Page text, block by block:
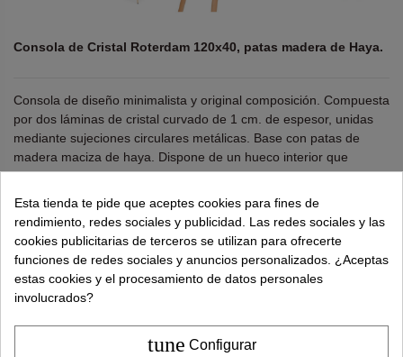
Consola de Cristal Roterdam 120x40, patas madera de Haya.
Consola de diseño minimalista y original composición. Compuesta
por dos láminas de cristal curvado de 1 cm. de espesor, unidas
mediante sujeciones circulares metálicas. Base con patas de
madera maciza de haya. Dispone de un hueco interior que
podemos utilizar a modo de balda. El diseño y las dimensiones de
consola, mesa de escritorio.
Ancho 120 cm. Alto 75 cm. Profundo 40 cm.
¿Necesitas ayuda?
Recuerda utiliza "PROMO"para obtener un5% dto
Esta tienda te pide que aceptes cookies para fines de
rendimiento, redes sociales y publicidad. Las redes sociales y las
cookies publicitarias de terceros se utilizan para ofrecerte
funciones de redes sociales y anuncios personalizados. ¿Aceptas
estas cookies y el procesamiento de datos personales
involucrados?
tune Configurar